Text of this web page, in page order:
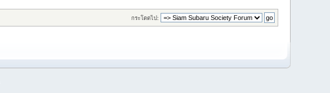
กระโดดไป: